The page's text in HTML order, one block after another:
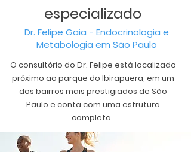
especializado
Dr. Felipe Gaia - Endocrinologia e
Metabologia em São Paulo
O consultório do Dr. Felipe está localizado
próximo ao parque do Ibirapuera, em um
dos bairros mais prestigiados de São
Paulo e conta com uma estrutura
completa.